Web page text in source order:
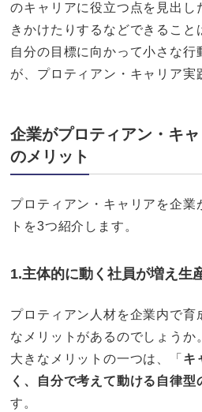
のキャリアに役立つ点を見出し
きかけたりするなどできること
自分の目標に向かって小さな行
が、プロティアン・キャリア実
企業がプロティアン・キ
のメリット
プロティアン・キャリアを企業
トを3つ紹介します。
1.主体的に動く社員が増え生
プロティアン人材を企業内で育
なメリットがあるのでしょうか。
大きなメリットの一つは、「 キ
く、自分で考えて動ける自律型
す。